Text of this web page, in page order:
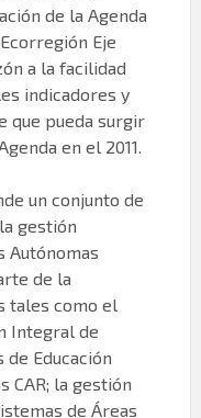
de la Agenda
Eje
a la facilidad
indicadores y
que pueda surgir
en el 2011.
un conjunto de
gestión
Autónomas
de la
tales como el
Integral de
de Educación
CAR; la gestión
de Áreas